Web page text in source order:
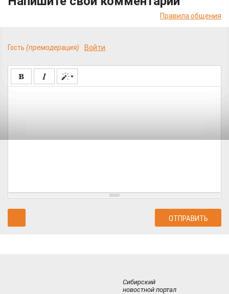
Правила общения
Гость (премодерация) Войти
Сибирский
новостной портал